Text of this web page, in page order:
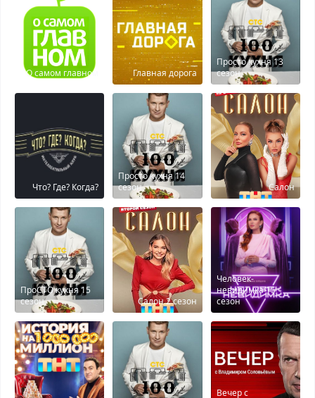
О самом главном Главная дорога
Просто кухня 13
сезон
Что? Где? Когда?
Просто кухня 14
сезон
Салон
ПроСТО кухня 15
сезон
Салон 2 сезон
Человек-
невидимка 15
сезон
Вечер с